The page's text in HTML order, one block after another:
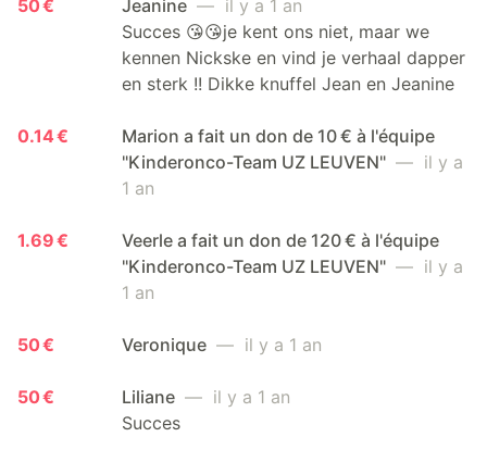
50 € Jeanine — il y a 1 an
Succes 😘😘je kent ons niet, maar we
kennen Nickske en vind je verhaal dapper
en sterk !! Dikke knuffel Jean en Jeanine
0.14 €
Marion a fait un don de 10 € à l'équipe
"Kinderonco-Team UZ LEUVEN" — il y a
1 an
1.69 €
Veerle a fait un don de 120 € à l'équipe
"Kinderonco-Team UZ LEUVEN" — il y a
1 an
50 € Veronique — il y a 1 an
50 € Liliane — il y a 1 an
Succes